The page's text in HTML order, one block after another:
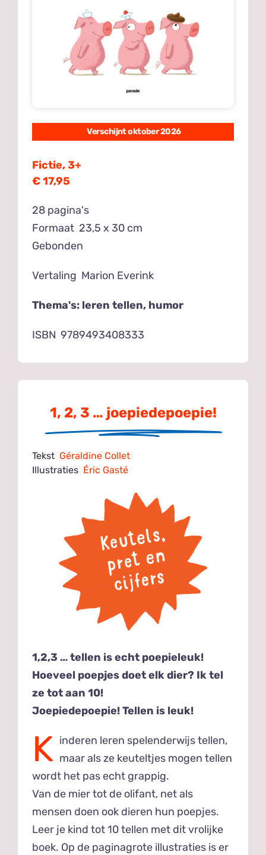
Verschijnt oktober 2026
Fictie, 3+
€ 17,95
28 pagina's
Formaat 23,5 x 30 cm
Gebonden
Vertaling Marion Everink
Thema's: leren tellen, ­humor
ISBN 9789493408333
1, 2, 3 … joepiedepoepie!
Tekst Géraldine Collet
Illustraties Éric Gasté
1,2,3 … tellen is echt poepieleuk!
Hoeveel poepjes doet elk dier? Ik tel
ze tot aan 10!
Joepiedepoepie! Tellen is leuk!
K inderen leren spelenderwijs tellen,
maar als ze keuteltjes mogen tellen
wordt het pas echt grappig.
Van de mier tot de olifant, net als
mensen doen ook dieren hun poepjes.
Leer je kind tot 10 tellen met dit vrolijke
boek. Op de paginagrote illustraties is er